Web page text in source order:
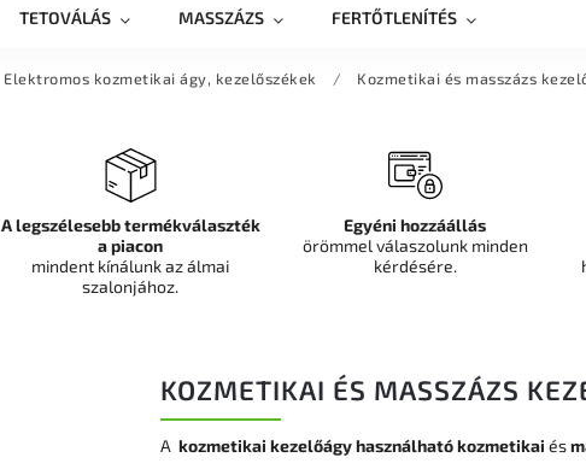
TETOVÁLÁS MASSZÁZS FERTŐTLENÍTÉS
Elektromos kozmetikai ágy, kezelőszékek / Kozmetikai és masszázs
KOZMETIKAI ÉS MASSZÁZS
A kozmetikai kezelőágyhasználhatókozmetikai és
A legszélesebb termékválaszték
a piacon
mindent kínálunk az álmai
szalonjához.
Egyéni hozzáállás
örömmel válaszolunk minden
kérdésére.